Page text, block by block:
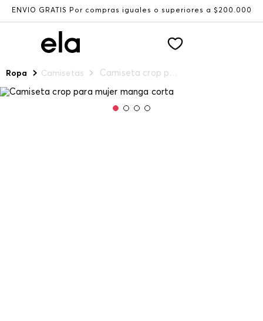
ENVÍO GRATIS Por compras iguales o superiores a $200.000
Ropa Camisetas Camiseta crop para mujer manga corta